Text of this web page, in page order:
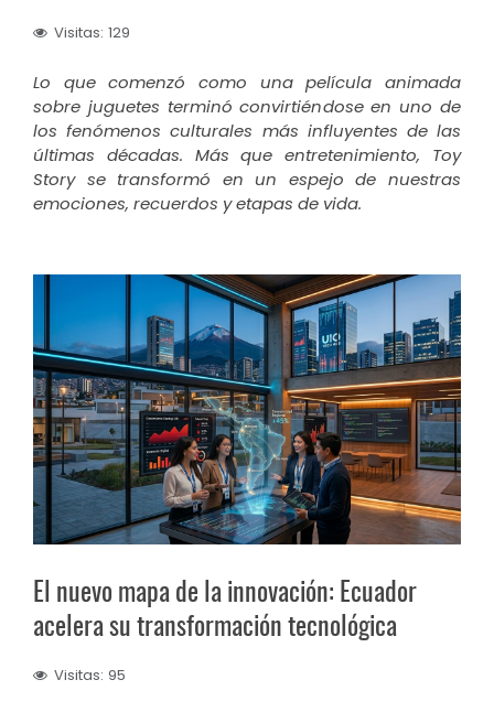
Visitas: 129
Lo que comenzó como una película animada
sobre juguetes terminó convirtiéndose en uno de
los fenómenos culturales más influyentes de las
últimas décadas. Más que entretenimiento, Toy
Story se transformó en un espejo de nuestras
emociones, recuerdos y etapas de vida.
El nuevo mapa de la innovación: Ecuador
acelera su transformación tecnológica
Visitas: 95